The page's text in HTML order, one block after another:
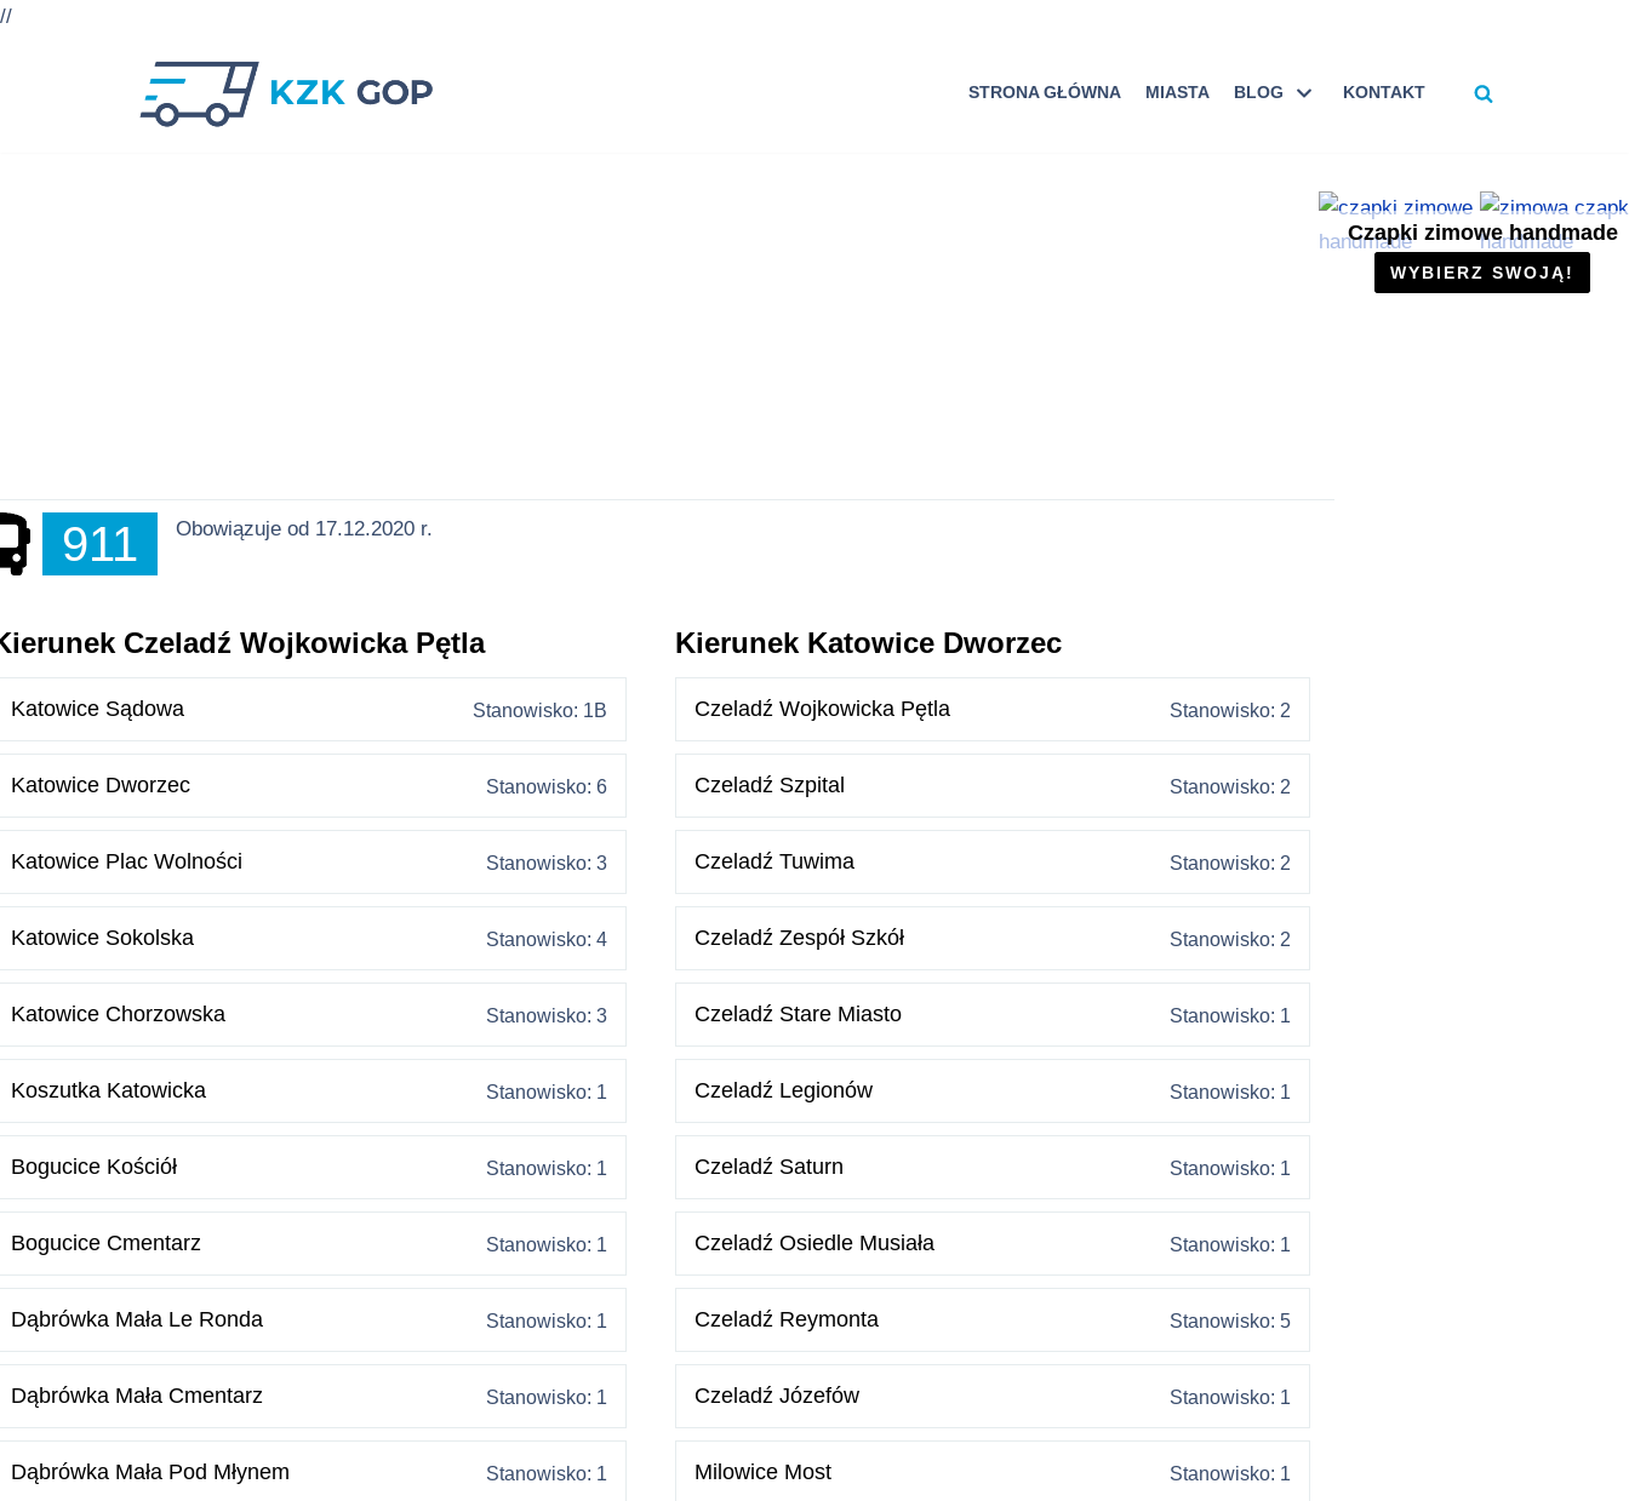
//
STRONA GŁÓWNA MIASTA BLOG KONTAKT
911 Obowiązuje od 17.12.2020 r.
Czeladź Wojkowicka Pętla
Katowice Sądowa Stanowisko: 1B
Katowice Dworzec Stanowisko: 6
Katowice Plac Wolności Stanowisko: 3
Katowice Sokolska Stanowisko: 4
Katowice Chorzowska Stanowisko: 3
Koszutka Katowicka Stanowisko: 1
Bogucice Kościół Stanowisko: 1
Bogucice Cmentarz Stanowisko: 1
Dąbrówka Mała Le Ronda Stanowisko: 1
Dąbrówka Mała Cmentarz Stanowisko: 1
Dąbrówka Mała Pod Młynem Stanowisko: 1
Kierunek Katowice Dworzec
Czeladź Wojkowicka Pętla Stanowisko: 2
Czeladź Szpital Stanowisko: 2
Czeladź Tuwima Stanowisko: 2
Czeladź Zespół Szkół Stanowisko: 2
Czeladź Stare Miasto Stanowisko: 1
Czeladź Legionów Stanowisko: 1
Czeladź Saturn Stanowisko: 1
Czeladź Osiedle Musiała Stanowisko: 1
Czeladź Reymonta Stanowisko: 5
Czeladź Józefów Stanowisko: 1
Milowice Most Stanowisko: 1
Czapki zimowe handmade
WYBIERZ SWOJĄ!